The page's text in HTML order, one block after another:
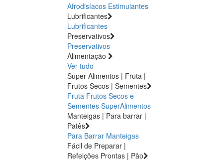
Afrodisíacos Estimulantes
Lubrificantes
Lubrificantes
Preservativos
Preservativos
Alimentação
Ver tudo
Super Alimentos | Fruta |
Frutos Secos | Sementes
Fruta Frutos Secos e
Sementes SuperAlimentos
Manteigas | Para barrar |
Patês
Para Barrar Manteigas
Fácil de Preparar |
Refeições Prontas | Pão